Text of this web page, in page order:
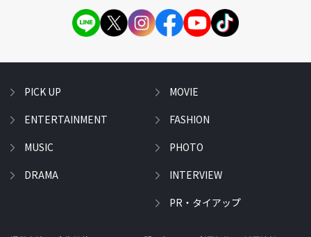
PICK UP
ENTERTAINMENT
MUSIC
DRAMA
MOVIE
FASHION
PHOTO
INTERVIEW
PR・タイアップ